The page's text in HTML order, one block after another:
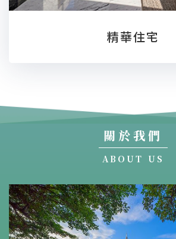
精華住宅
關於我們
ABOUT US